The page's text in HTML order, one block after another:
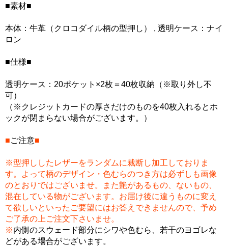
■素材■
本体：牛革（クロコダイル柄の型押し） , 透明ケース：ナイ
ロン
■仕様■
透明ケース：20ポケット×2枚＝40枚収納（※取り外し不
可）
（※クレジットカードの厚さだけのものを40枚入れるとホ
ックが閉まらない場合がございます。）
■ご注意■
※型押ししたレザーをランダムに裁断し加工しておりま
す。よって柄のデザイン・色むらのつき方は必ずしも画像
のとおりではございませ。また艶があるもの、ないもの、
混在している物がございます。お届け後に違うものに変え
て欲しいといったご要望にはお答えできませんので、予め
ご了承の上ご注文下さいませ。
※内側のスウェード部分にシワや色むら、若干のヨゴレな
どがある場合がございます。